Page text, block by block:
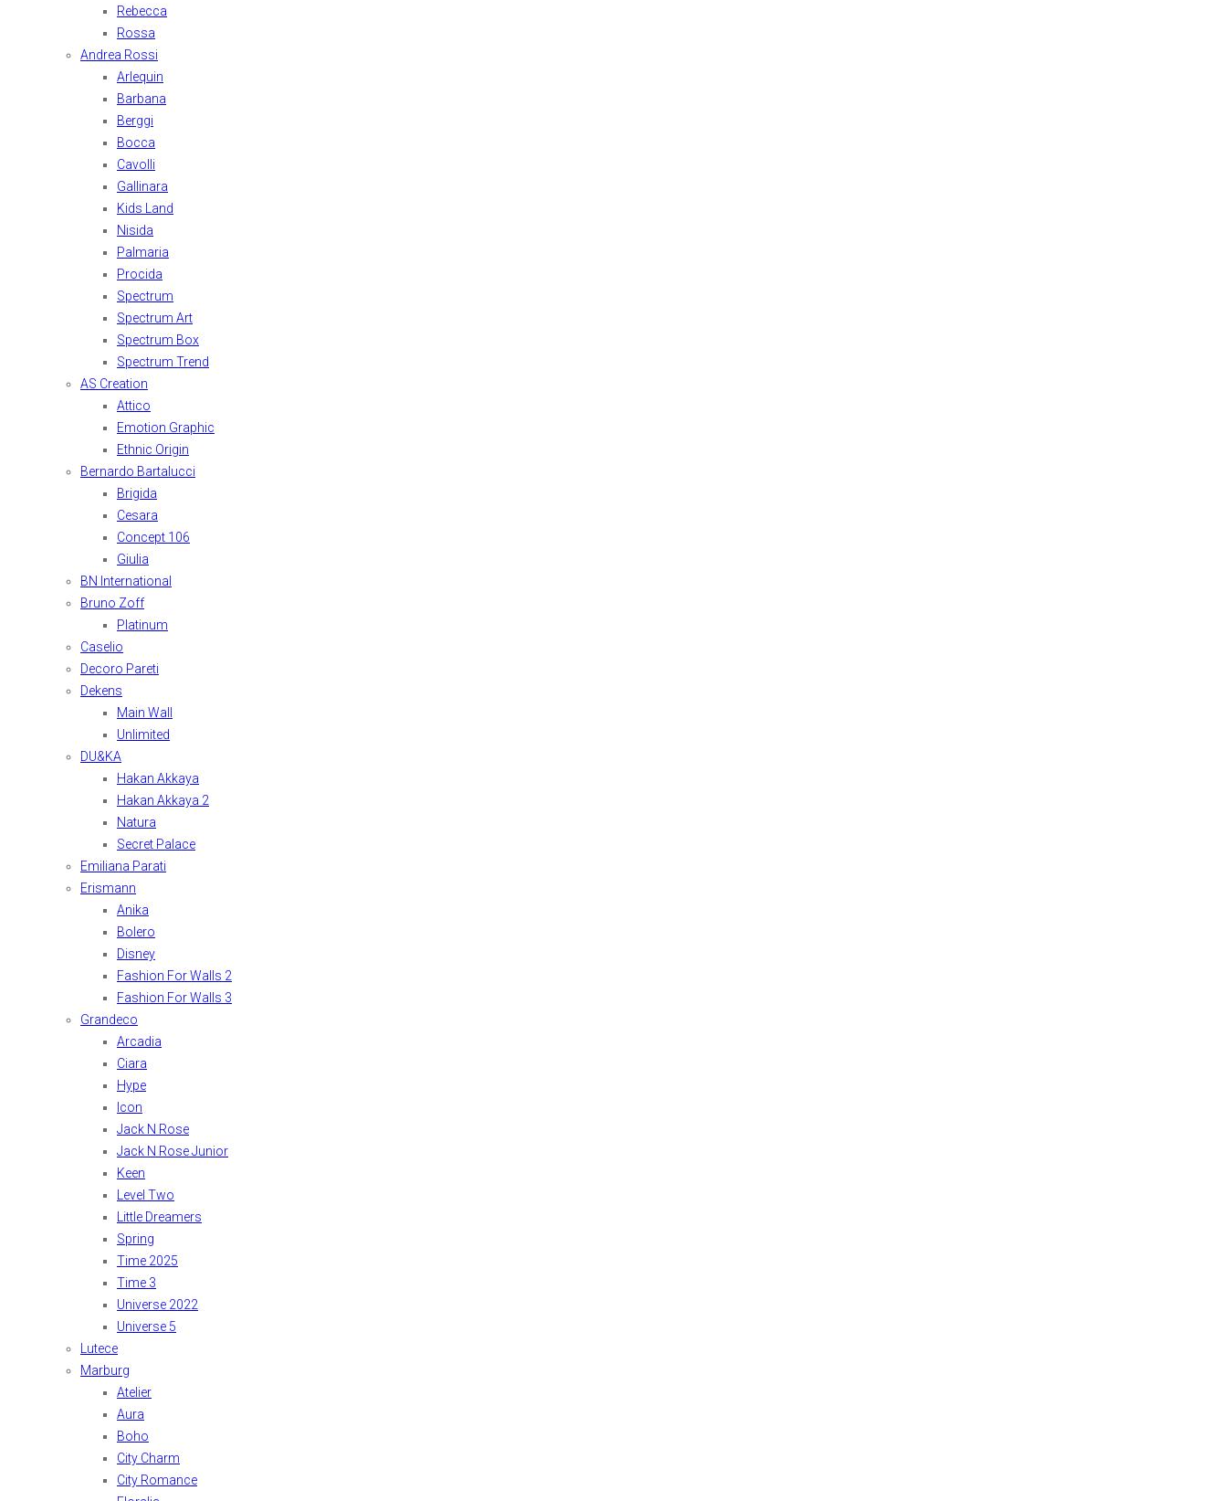
Rebecca
Rossa
Andrea Rossi
Arlequin
Barbana
Berggi
Bocca
Cavolli
Gallinara
Kids Land
Nisida
Palmaria
Procida
Spectrum
Spectrum Art
Spectrum Box
Spectrum Trend
AS Creation
Attico
Emotion Graphic
Ethnic Origin
Bernardo Bartalucci
Brigida
Cesara
Concept 106
Giulia
BN International
Bruno Zoff
Platinum
Caselio
Decoro Pareti
Dekens
Main Wall
Unlimited
DU&KA
Hakan Akkaya
Hakan Akkaya 2
Natura
Secret Palace
Emiliana Parati
Erismann
Anika
Bolero
Disney
Fashion For Walls 2
Fashion For Walls 3
Grandeco
Arcadia
Ciara
Hype
Icon
Jack N Rose
Jack N Rose Junior
Keen
Level Two
Little Dreamers
Spring
Time 2025
Time 3
Universe 2022
Universe 5
Lutece
Marburg
Atelier
Aura
Boho
City Charm
City Romance